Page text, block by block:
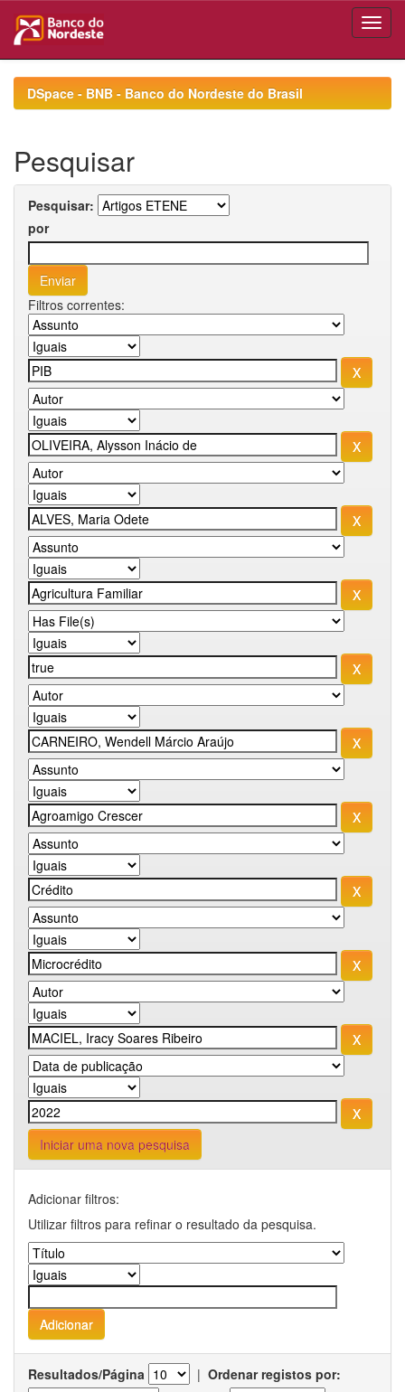
navigationDSpace - BNB - Banco do Nordeste do Brasil
Pesquisar
Pesquisar:
por
Filtros correntes:
Iniciar uma nova pesquisa
Adicionar filtros:
Utilizar filtros para refinar o resultado da pesquisa.
Resultados/Página | Ordenar registos por: